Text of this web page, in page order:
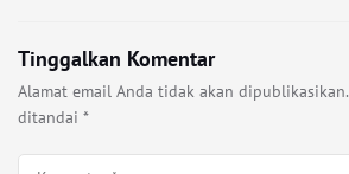
Tinggalkan Komentar
Alamat email Anda tidak akan dipublikasikan.
ditandai *